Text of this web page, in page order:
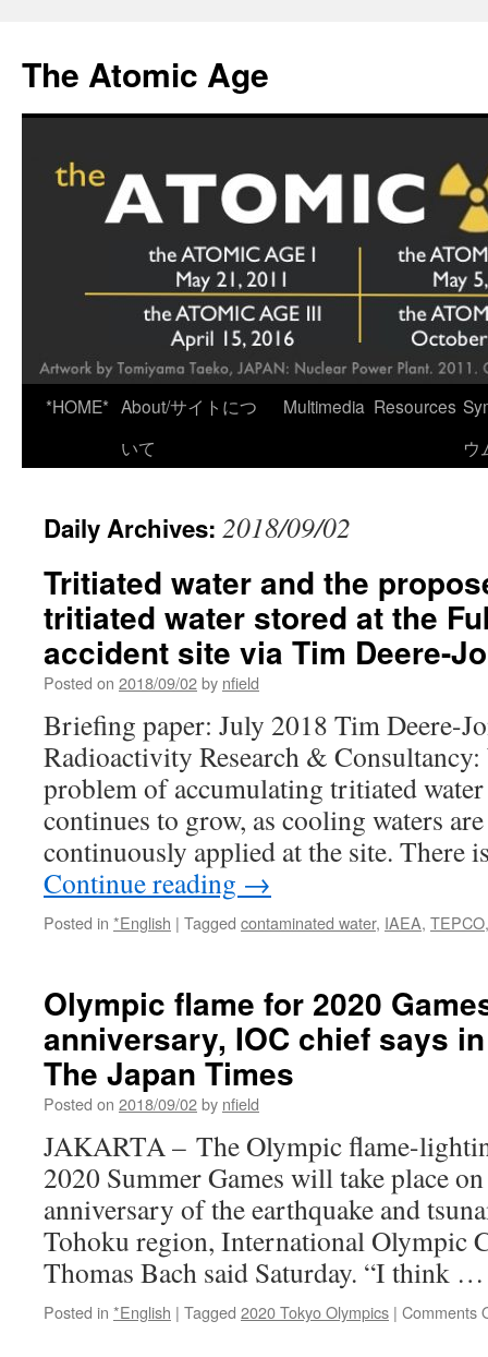
content
The Atomic Age
*HOME* About/サイトにつ
いて
Multimedia Resources
ウ
Daily Archives: 2018/09/02
Tritiated water and the
tritiated water stored at the
accident site via Tim Deere-
Posted on 2018/09/02by nfield
Briefing paper: July 2018 Tim Deere-
Radioactivity Research &
problem of accumulating tritiated
continues to grow, as cooling waters
continuously applied at the site. There
Continue reading →
Posted in *English | Tagged contaminated water, IAEA, TEPCO
Olympic flame for 2020
anniversary, IOC chief says
The Japan Times
Posted on 2018/09/02by nfield
JAKARTA – The Olympic flame-
2020 Summer Games will take place
anniversary of the earthquake and
Tohoku region, International Olympic
Thomas Bach said Saturday. “I think
Posted in *English | Tagged 2020 Tokyo Olympics | Comments